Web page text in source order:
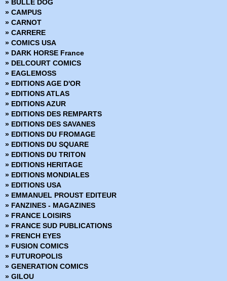
» Batman Universe (2010)
» Batman Universe Extra
» Batman Universe Hors Série
» Brightest Day
» Cable
» Civil War (2007)
» Civil War Extra (2007)
» Civil War II (2017)
» Civil War II Extra (2017)
» Conan (1997-1999)
» Conan le barbare (1999)
» Daredevil
» Dark Reign
» Dark Reign - Hors Série
» Dark Reign Saga
» DC Heroes
» DC Trinity
» DC Universe
» DC Universe Hors Série
» Deadpool (Vol 1 - 1999)
» Deadpool (Vol 2 - 2011)
» Deadpool (Vol 3 - 2012)
» Deadpool (Vol 4 - 2013)
» Deadpool (Vol 5 - 2017)
» Deadpool Hors Série (Vol 1 - 2014)
» Deadpool Hors Série (Vol 2 - 2017)
» Fantastic Four - Renaissance des Heros
» BULLE DOG
» CAMPUS
» CARNOT
» CARRERE
» COMICS USA
» DARK HORSE France
» DELCOURT COMICS
» EAGLEMOSS
» EDITIONS AGE D'OR
» EDITIONS ATLAS
» EDITIONS AZUR
» EDITIONS DES REMPARTS
» EDITIONS DES SAVANES
» EDITIONS DU FROMAGE
» EDITIONS DU SQUARE
» EDITIONS DU TRITON
» EDITIONS HERITAGE
» EDITIONS MONDIALES
» EDITIONS USA
» EMMANUEL PROUST EDITEUR
» FANZINES - MAGAZINES
» FRANCE LOISIRS
» FRANCE SUD PUBLICATIONS
» FRENCH EYES
» FUSION COMICS
» FUTUROPOLIS
» GENERATION COMICS
» GILOU